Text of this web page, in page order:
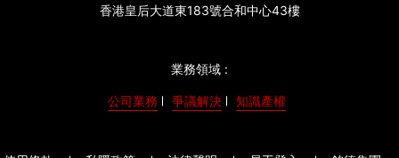
香港皇后大道東183號合和中心43樓
業務領域 :
公司業務 爭議解決 知識產權